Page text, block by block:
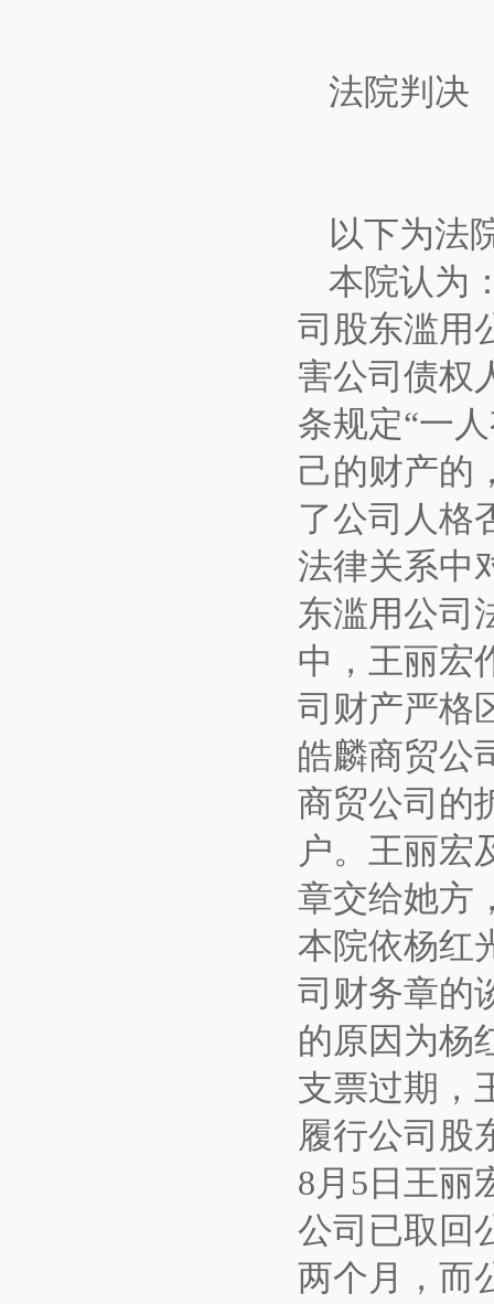
法院判决
以下为法
本院认为
司股东滥用
害公司债权
条规定“一
己的财产的
了公司人格
法律关系中
东滥用公司
中，王丽宏
司财产严格
皓麟商贸公
商贸公司的
户。王丽宏
章交给她方
本院依杨红
司财务章的
的原因为杨
支票过期，
履行公司股
8月5日王丽
公司已取回
两个月，而